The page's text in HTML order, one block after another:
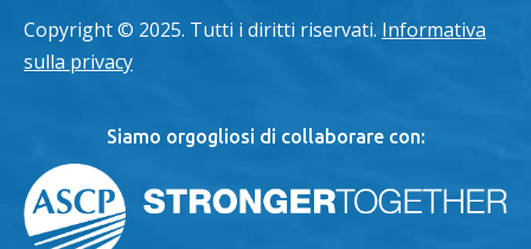
Copyright © 2025. Tutti i diritti riservati. Informativa
sulla privacy
Siamo orgogliosi di collaborare con: